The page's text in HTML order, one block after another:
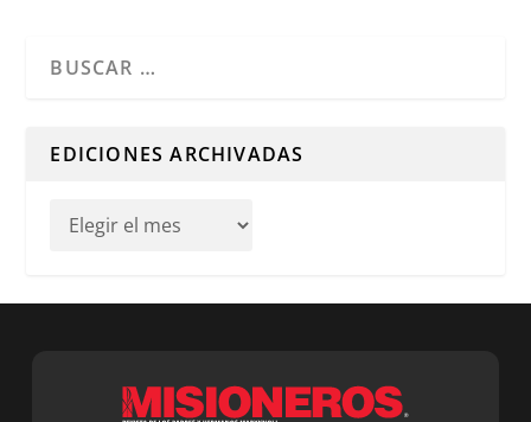
EDICIONES ARCHIVADAS